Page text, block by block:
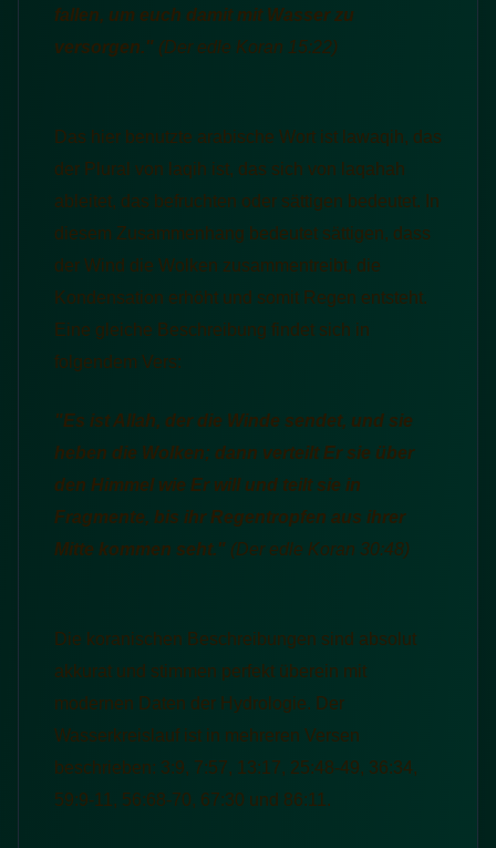
fallen, um euch damit mit Wasser zu
versorgen." (Der edle Koran 15:22)
Das hier benutzte arabische Wort ist lawaqih, das
der Plural von laqih ist, das sich von laqahah
ableitet, das befruchten oder sättigen bedeutet. In
diesem Zusammenhang bedeutet sättigen, dass
der Wind die Wolken zusammentreibt, die
Kondensation erhöht und somit Regen entsteht.
Eine gleiche Beschreibung findet sich in
folgendem Vers:
"Es ist Allah, der die Winde sendet, und sie
heben die Wolken; dann verteilt Er sie über
den Himmel wie Er will und teilt sie in
Fragmente, bis ihr Regentropfen aus ihrer
Mitte kommen seht." (Der edle Koran 30:48)
Die koranischen Beschreibungen sind absolut
akkurat und stimmen perfekt überein mit
modernen Daten der Hydrologie. Der
Wasserkreislauf ist in mehreren Versen
beschrieben: 3:9, 7:57, 13:17, 25:48-49, 36:34,
59:9-11, 56:68-70, 67:30 und 86:11.